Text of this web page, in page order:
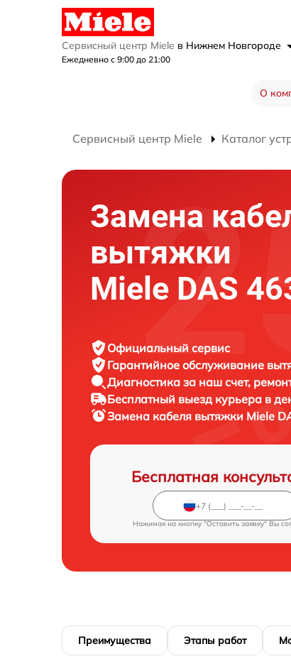
Сервисный центр Miele в Нижнем Новгороде
Ежедневно с 9:00 до 21:00
О
Сервисный центр Miele Каталог
Замена
вытяжки
Miele DAS
Официальный сервис
Гарантийное обслуживание
Диагностика за наш счет,
Бесплатный выезд курьера в
Замена кабеля вытяжки Miele
Бесплатная
Нажимая на кнопку "Оставить заявку" Вы
Преимущества Этапы работ